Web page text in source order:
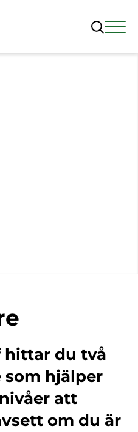
hittar du två
som hjälper
att
om du är